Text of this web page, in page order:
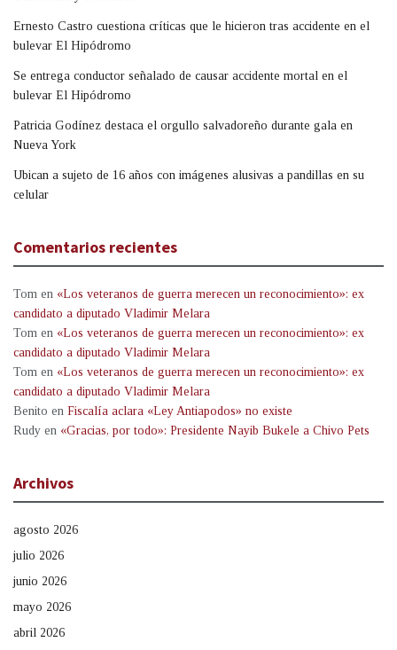
Ernesto Castro cuestiona críticas que le hicieron tras accidente en el
bulevar El Hipódromo
Se entrega conductor señalado de causar accidente mortal en el
bulevar El Hipódromo
Patricia Godínez destaca el orgullo salvadoreño durante gala en
Nueva York
Ubican a sujeto de 16 años con imágenes alusivas a pandillas en su
celular
Comentarios recientes
Tom en «Los veteranos de guerra merecen un reconocimiento»: ex
candidato a diputado Vladimir Melara
Tom en «Los veteranos de guerra merecen un reconocimiento»: ex
candidato a diputado Vladimir Melara
Tom en «Los veteranos de guerra merecen un reconocimiento»: ex
candidato a diputado Vladimir Melara
Benito en Fiscalía aclara «Ley Antiapodos» no existe
Rudy en «Gracias, por todo»: Presidente Nayib Bukele a Chivo Pets
Archivos
agosto 2026
julio 2026
junio 2026
mayo 2026
abril 2026